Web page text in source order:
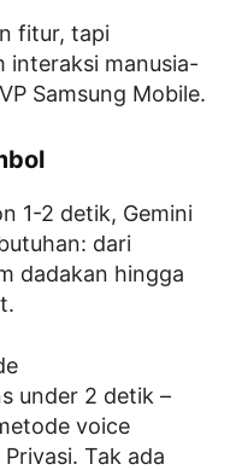
fitur, tapi
interaksi manusia-
Samsung Mobile.
1-2 detik, Gemini
dari
dadakan hingga
under 2 detik –
voice
Tak ada